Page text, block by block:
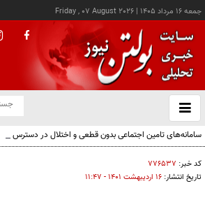
جمعه ۱۶ مرداد ۱۴۰۵ |
Friday , 07 August 2026
باز
و
سامانه‌های تامین اجتماعی بدون قطعی و اختلال در دسترس است
کد خبر: ۷۷۶۵۳۷
تاریخ انتشار: ۱۶ ارديبهشت ۱۴۰۱ - ۱۱:۴۷